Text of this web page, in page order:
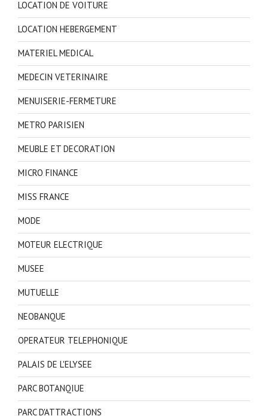
LOCATION DE VOITURE
LOCATION HEBERGEMENT
MATERIEL MEDICAL
MEDECIN VETERINAIRE
MENUISERIE-FERMETURE
METRO PARISIEN
MEUBLE ET DECORATION
MICRO FINANCE
MISS FRANCE
MODE
MOTEUR ELECTRIQUE
MUSEE
MUTUELLE
NEOBANQUE
OPERATEUR TELEPHONIQUE
PALAIS DE L'ELYSEE
PARC BOTANQIUE
PARC D'ATTRACTIONS